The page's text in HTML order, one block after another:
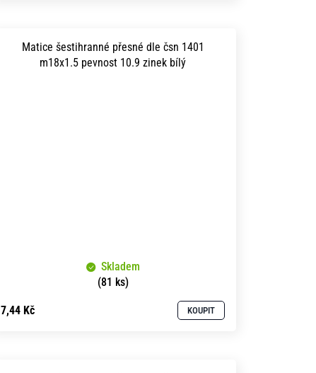
Matice šestihranné přesné dle čsn 1401
m18x1.5 pevnost 10.9 zinek bílý
Skladem
(81 ks)
7,44 Kč KOUPIT